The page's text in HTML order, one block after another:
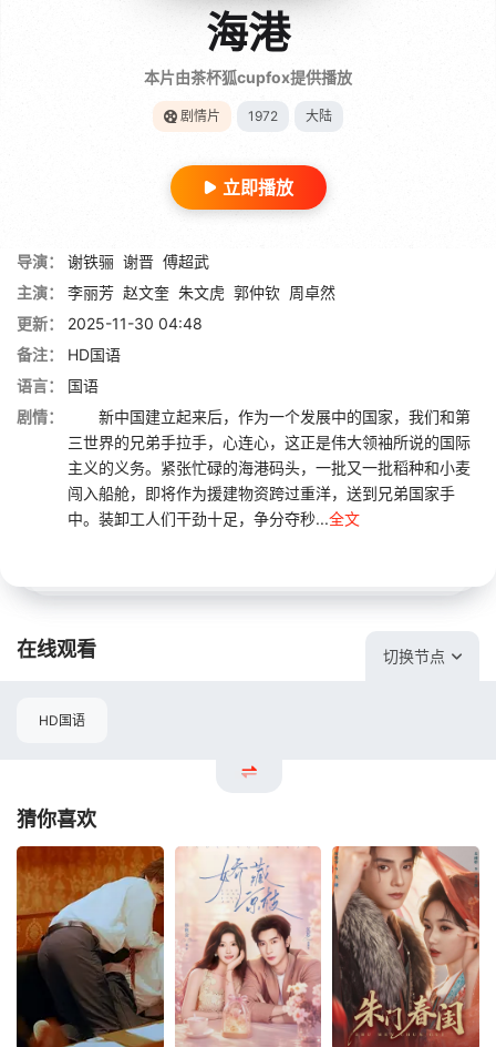
海港
本片由茶杯狐cupfox提供播放
剧情片 1972 大陆
立即播放
导演： 谢铁骊 谢晋 傅超武
主演：
李丽芳 赵文奎 朱文虎 郭仲钦 周卓然
更新：
2025-11-30 04:48
备注：
HD国语
语言：
国语
剧情：
新中国建立起来后，作为一个发展中的国家，我们和第
三世界的兄弟手拉手，心连心，这正是伟大领袖所说的国际
主义的义务。紧张忙碌的海港码头，一批又一批稻种和小麦
闯入船舱，即将作为援建物资跨过重洋，送到兄弟国家手
中。装卸工人们干劲十足，争分夺秒...全文
在线观看 切换节点
HD国语
猜你喜欢